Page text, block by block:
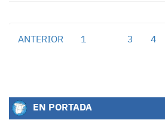
ANTERIOR 1 3 4
EN PORTADA